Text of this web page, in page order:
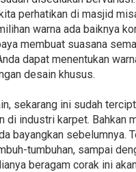
perhatikan di masjid
warna ada baiknya
membuat suasana
dapat menentukan
desain khusus.
sekarang ini sudah
di industri karpet. Bahkan
bayangkan sebelumnya.
tumbuhan, sampai
beragam corak ini